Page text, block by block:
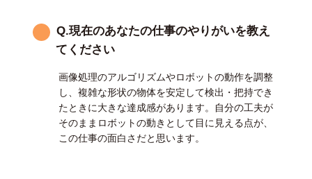
Q.現在のあなたの仕事のやりがいを教え
てください
画像処理のアルゴリズムやロボットの動作を調整
し、複雑な形状の物体を安定して検出・把持でき
たときに大きな達成感があります。自分の工夫が
そのままロボットの動きとして目に見える点が、
この仕事の面白さだと思います。